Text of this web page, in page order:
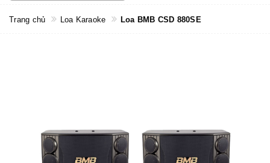
Trang chủ Loa Karaoke Loa BMB CSD 880SE